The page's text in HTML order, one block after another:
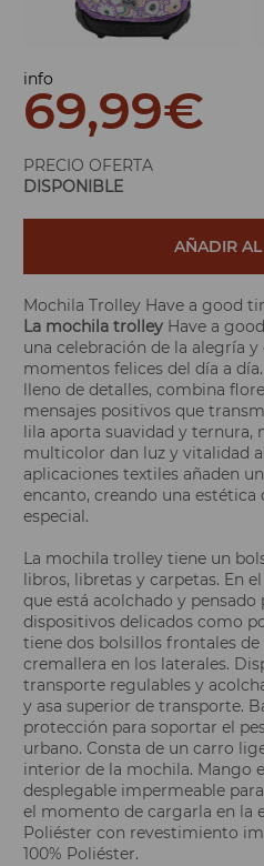
info
69,99€
PRECIO OFERTA
DISPONIBLE
AÑADIR AL
Mochila Trolley Have a good
La mochila trolley Have a
una celebración de la alegría y
momentos felices del día a
lleno de detalles, combina
mensajes positivos que
lila aporta suavidad y ternura,
multicolor dan luz y vitalidad
aplicaciones textiles añaden
encanto, creando una
especial.
La mochila trolley tiene un
libros, libretas y carpetas. En
que está acolchado y pensado
dispositivos delicados como
tiene dos bolsillos frontales
cremallera en los laterales.
transporte regulables y
y asa superior de transporte.
protección para soportar el
urbano. Consta de un carro
interior de la mochila. Mango
desplegable impermeable
el momento de cargarla en la
Poliéster con revestimiento
100% Poliéster.